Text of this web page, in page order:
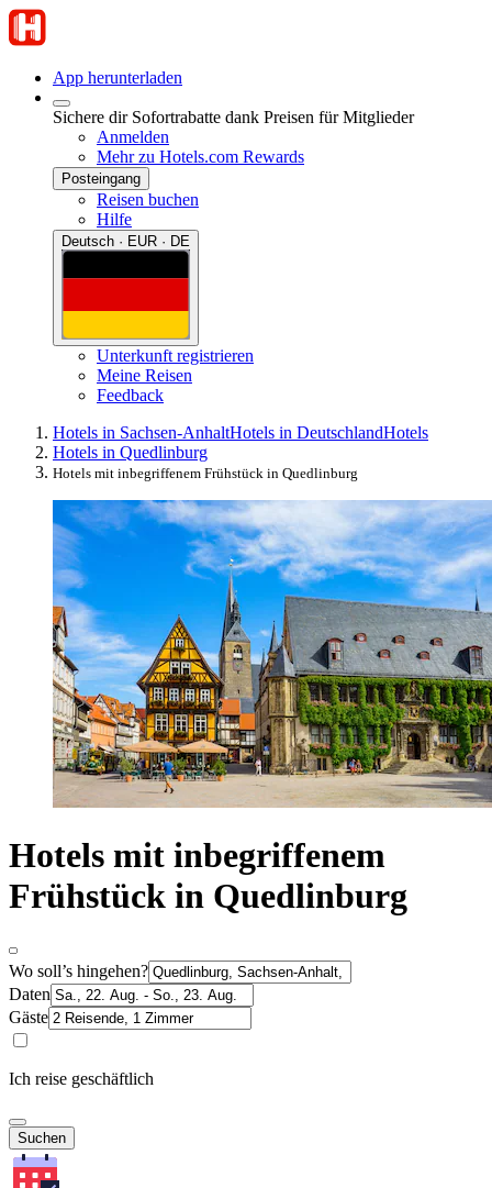
App herunterladen
Sichere dir Sofortrabatte dank Preisen für Mitglieder
Anmelden
Mehr zu Hotels.com Rewards
Posteingang
Reisen buchen
Hilfe
Deutsch · EUR · DE
Unterkunft registrieren
Meine Reisen
Feedback
Hotels in Sachsen-AnhaltHotels in DeutschlandHotels
Hotels in Quedlinburg
Hotels mit inbegriffenem Frühstück in Quedlinburg
Hotels mit inbegriffenem
Frühstück in Quedlinburg
Wo soll’s hingehen?
Daten
Gäste
Ich reise geschäftlich
Suchen